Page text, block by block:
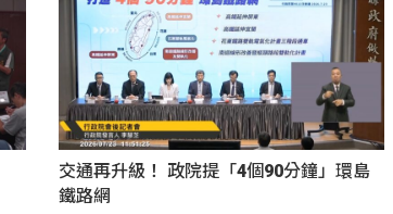
交通再升級！ 政院提「4個90分鐘」環島
鐵路網